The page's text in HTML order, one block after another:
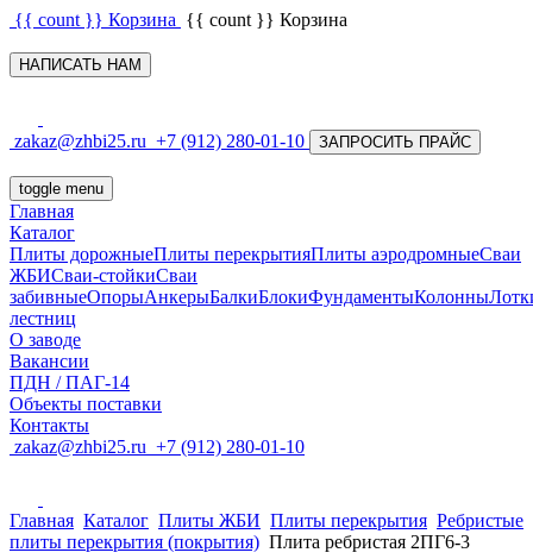
{{ count }} Корзина {{ count }} Корзина
НАПИСАТЬ НАМ
zakaz@zhbi25.ru +7 (912) 280-01-10 ЗАПРОСИТЬ ПРАЙС
toggle menu
Главная
Каталог
Плиты дорожныеПлиты перекрытияПлиты аэродромныеСваи
ЖБИСваи-стойкиСваи
забивныеОпорыАнкерыБалкиБлокиФундаментыКолонны
лестниц
О заводе
Вакансии
ПДН / ПАГ-14
Объекты поставки
Контакты
zakaz@zhbi25.ru +7 (912) 280-01-10
Главная Каталог Плиты ЖБИ Плиты перекрытия Ребристые
плиты перекрытия (покрытия) Плита ребристая 2ПГ6-3